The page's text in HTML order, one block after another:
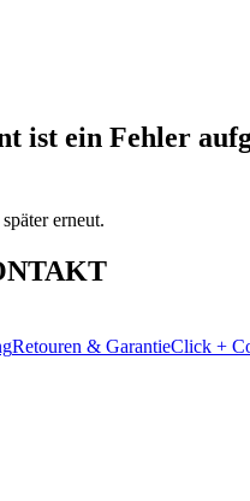
ist ein Fehler
erneut.
Retouren & GarantieClick +